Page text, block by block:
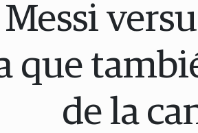
que
de la